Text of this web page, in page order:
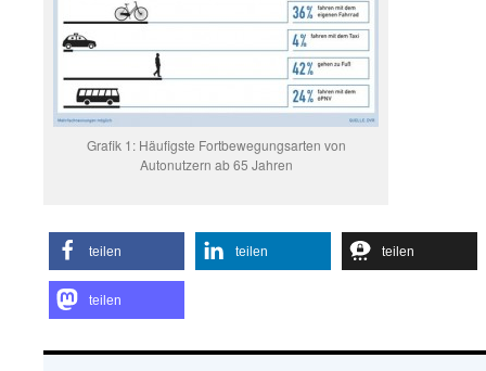
Grafik 1: Häufigste Fortbewegungsarten von
Autonutzern ab 65 Jahren
teilen teilen teilen
teilen